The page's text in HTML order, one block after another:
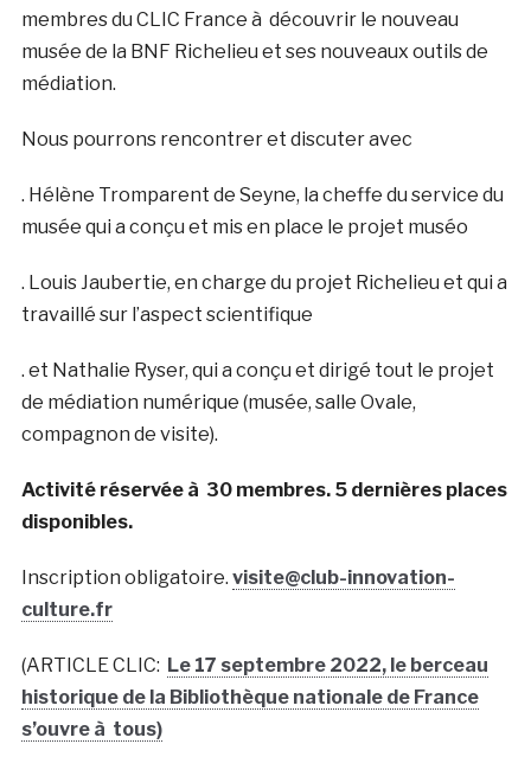
membres du CLIC France à découvrir le nouveau
musée de la BNF Richelieu et ses nouveaux outils de
médiation.
Nous pourrons rencontrer et discuter avec
. Hélène Tromparent de Seyne, la cheffe du service du
musée qui a conçu et mis en place le projet muséo
. Louis Jaubertie, en charge du projet Richelieu et qui a
travaillé sur l’aspect scientifique
. et Nathalie Ryser, qui a conçu et dirigé tout le projet
de médiation numérique (musée, salle Ovale,
compagnon de visite).
Activité réservée à 30 membres. 5 dernières places
disponibles.
Inscription obligatoire. visite@club-innovation-
culture.fr
(ARTICLE CLIC: Le 17 septembre 2022, le berceau
historique de la Bibliothèque nationale de France
s’ouvre à tous)